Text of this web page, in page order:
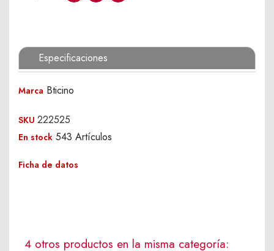
Especificaciones
Marca Bticino
SKU 222525
En stock 543 Artículos
Ficha de datos
4 otros productos en la misma categoría: